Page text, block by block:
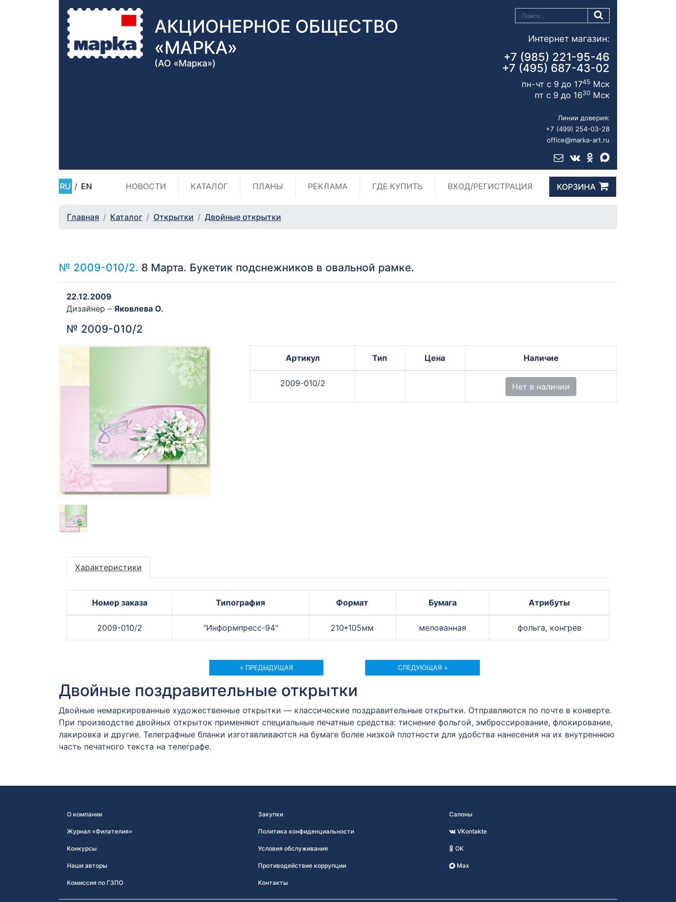
АКЦИОНЕРНОЕ ОБЩЕСТВО
«МАРКА»
(АО «Марка»)
Интернет магазин:
+7 (985) 221-95-46
+7 (495) 687-43-02
пн-чт с 9 до 1745 Мск
пт с 9 до 1630 Мск
Линии доверия:
+7 (499) 254-03-28
office@marka-art.ru
RU / EN НОВОСТИ КАТАЛОГ ПЛАНЫ РЕКЛАМА ГДЕ КУПИТЬ ВХОД/РЕГИСТРАЦИЯ КОРЗИНА
Главная Каталог Открытки Двойные открытки
№ 2009-010/2. 8 Марта. Букетик подснежников в овальной рамке.
22.12.2009
Дизайнер – Яковлева О.
№ 2009-010/2
Артикул Тип Цена Наличие
2009-010/2 Нет в наличии
Характеристики
Номер заказа Типография Формат Бумага Атрибуты
2009-010/2 "Информпресс-94" 210*105мм мелованная фольга, конгрев
« ПРЕДЫДУЩАЯ СЛЕДУЮЩАЯ »
Двойные поздравительные открытки
Двойные немаркированные художественные открытки — классические поздравительные открытки. Отправляются по почте в конверте.
При производстве двойных открыток применяют специальные печатные средства: тиснение фольгой, эмброссирование, флокирование,
лакировка и другие. Телеграфные бланки изготавливаются на бумаге более низкой плотности для удобства нанесения на их внутреннюю
часть печатного текста на телеграфе.
О компании
Журнал «Филателия»
Конкурсы
Наши авторы
Комиссия по ГЗПО
Закупки
Политика конфиденциальности
Условия обслуживания
Противодействие коррупции
Контакты
Салоны
VKontakte
OK
Max